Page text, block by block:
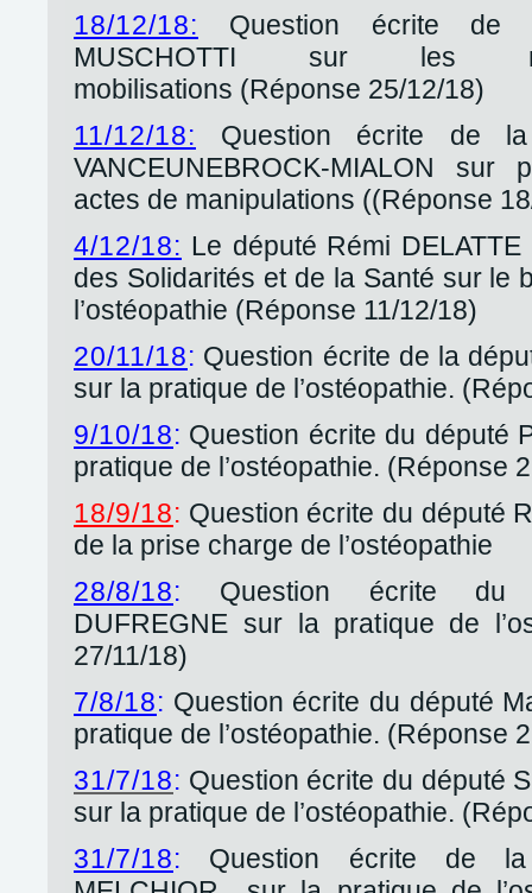
18/12/18:
Question écrite de
MUSCHOTTI sur les
mobilisations (Réponse 25/12/18)
11/12/18:
Question écrite de
VANCEUNEBROCK-MIALON
actes de manipulations ((Réponse
4/12/18: Le député Rémi
des Solidarités et de la Santé sur le
l’ostéopathie (Réponse 11/12/18)
20/11/18: Question écrite de la
sur la pratique de l’ostéopathie.
9/10/18: Question écrite du député
pratique de l’ostéopathie. (Réponse
18/9/18: Question écrite du député
de la prise charge de l’ostéopathie
28/8/18: Question écrite du
DUFREGNE sur la pratique de
27/11/18)
7/8/18: Question écrite du député
pratique de l’ostéopathie. (Réponse
31/7/18: Question écrite du député
sur la pratique de l’ostéopathie.
31/7/18: Question écrite de la